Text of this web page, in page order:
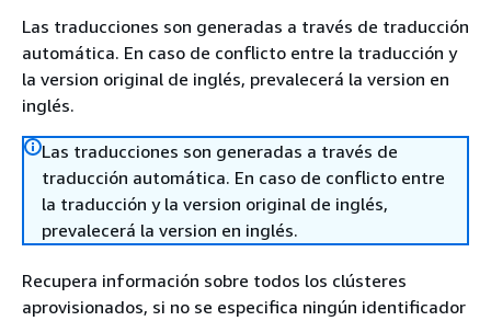
Las traducciones son generadas a través de traducción
automática. En caso de conflicto entre la traducción y
la version original de inglés, prevalecerá la version en
inglés.
Las traducciones son generadas a través de
traducción automática. En caso de conflicto entre
la traducción y la version original de inglés,
prevalecerá la version en inglés.
Recupera información sobre todos los clústeres
aprovisionados, si no se especifica ningún identificador